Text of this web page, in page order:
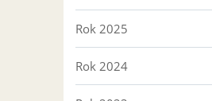
Rok 2025
Rok 2024